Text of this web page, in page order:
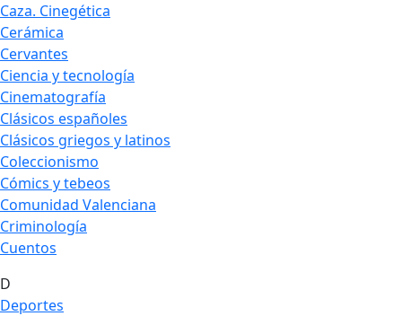
Caza. Cinegética
Cerámica
Cervantes
Ciencia y tecnología
Cinematografía
Clásicos españoles
Clásicos griegos y latinos
Coleccionismo
Cómics y tebeos
Comunidad Valenciana
Criminología
Cuentos
D
Deportes